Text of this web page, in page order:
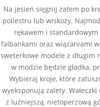
Na jesień sięgnij zatem po
poliestru lub wiskozy.
rękawem i
falbankami oraz wiązaniami
sweterkowe modele z długim
w modzie będzie gładka,
Wybieraj kroje, które
wyeksponują zalety.
z luźniejszą, nietoperzową